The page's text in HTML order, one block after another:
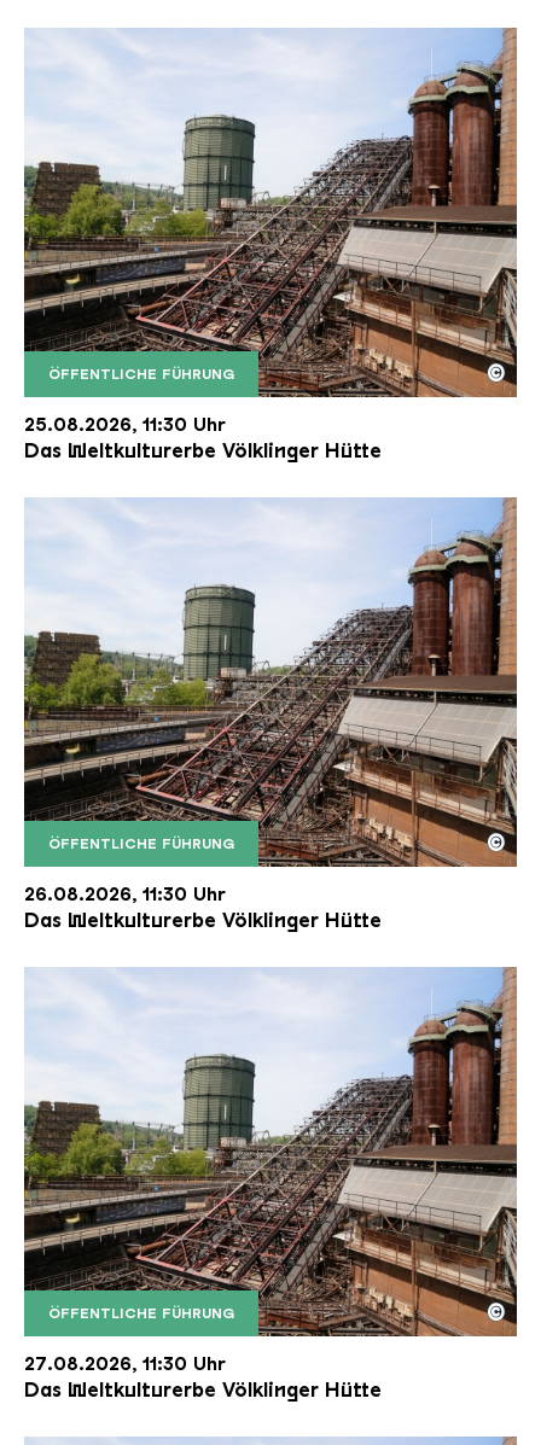
ÖFFENTLICHE FÜHRUNG
Der Erzschrägaufzug der Völklinger Hütte mit
Copyright: Weltkulturerbe Völklinger Hütte | Karl
©
25.08.2026, 11:30 Uhr
Das Weltkulturerbe Völklinger Hütte
ÖFFENTLICHE FÜHRUNG
Der Erzschrägaufzug der Völklinger Hütte mit
Copyright: Weltkulturerbe Völklinger Hütte | Karl
©
26.08.2026, 11:30 Uhr
Das Weltkulturerbe Völklinger Hütte
ÖFFENTLICHE FÜHRUNG
Der Erzschrägaufzug der Völklinger Hütte mit
Copyright: Weltkulturerbe Völklinger Hütte | Karl
©
27.08.2026, 11:30 Uhr
Das Weltkulturerbe Völklinger Hütte